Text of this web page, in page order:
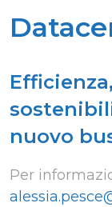
nuovo
Per